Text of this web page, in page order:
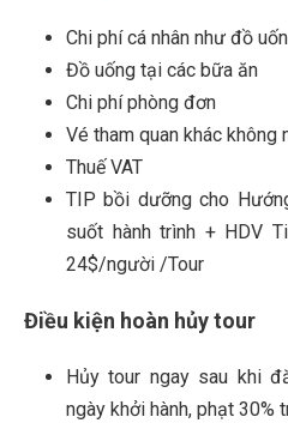
Chi phí cá nhân như đồ
Đồ uống tại các bữa ăn
Chi phí phòng đơn
Vé tham quan khác không
Thuế VAT
TIP bồi dưỡng cho
suốt hành trình + HDV
24$/người /Tour
Điều kiện hoàn hủy tour
Hủy tour ngay sau khi
ngày khởi hành, phạt 30%